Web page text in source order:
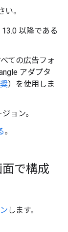
。
以降である
ての広告フォ
アダプタ
）を使用しま
ョン。
。
で構成
します。